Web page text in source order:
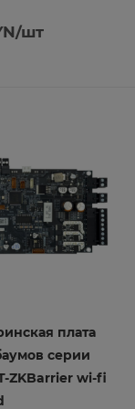
/шт
плата
серии
ZKBarrier wi-fi